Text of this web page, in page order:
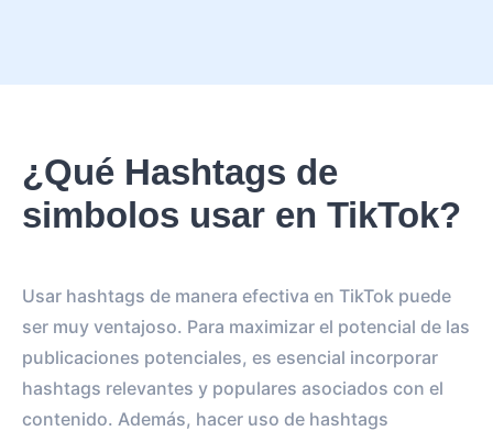
¿Qué Hashtags de
simbolos usar en TikTok?
Usar hashtags de manera efectiva en TikTok puede
ser muy ventajoso. Para maximizar el potencial de las
publicaciones potenciales, es esencial incorporar
hashtags relevantes y populares asociados con el
contenido. Además, hacer uso de hashtags